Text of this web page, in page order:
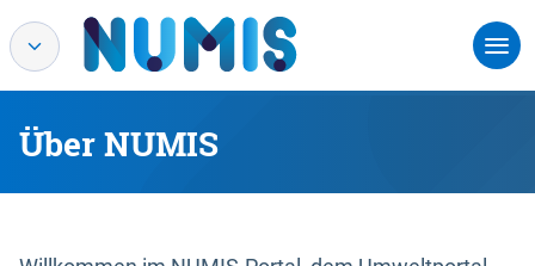
Über NUMIS